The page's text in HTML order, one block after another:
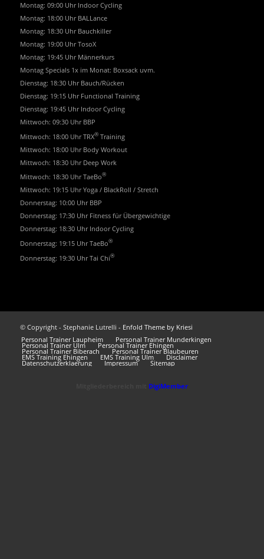
Montag: 09:00 Uhr Indoor Cycling
Montag: 18:00 Uhr BALLance
Montag: 18:30 Uhr Bauchkiller
Montag: 19:00 Uhr TosoX
Montag: 19:45 Uhr Männerkurs
Montag Specials 1x im Monat: Boxsack uvm.
Dienstag: 18:30 Uhr Bauch/Rücken
Dienstag: 19:15 Uhr Functional Training
Dienstag: 19:45 Uhr Indoor Cycling
Mittwoch: 09:30 Uhr BBP
Mittwoch: 18:00 Uhr TRX®Training
Mittwoch: 18:00 Uhr Body Workout
Mittwoch: 18:30 Uhr Deep Work
Mittwoch: 18:30 Uhr TaeBo®
Mittwoch: 19:15 Uhr Yoga / BlackRoll / Stretch
Donnerstag: 10:00 Uhr BBP
Donnerstag: 17:30 Uhr Fitness für Übergewichtige
Donnerstag: 18:30 Uhr Indoor Cycling
Donnerstag: 19:15 Uhr TaeBo®
Donnerstag: 19:30 Uhr Tai Chi®
© Copyright - Stephanie Lutrelli - Enfold Theme by Kriesi
Personal Trainer Laupheim
Personal Trainer Munderkingen
Personal Trainer Ulm Personal Trainer Ehingen
Personal Trainer Biberach Personal Trainer Blaubeuren
EMS Training Ehingen EMS Training Ulm Disclaimer
Datenschutzerklaerung Impressum Sitemap
DigiMember